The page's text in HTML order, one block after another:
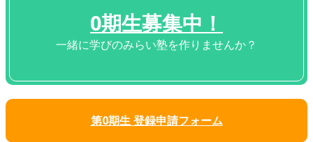
0期生募集中！
一緒に学びのみらい塾を作りませんか？
第0期生 登録申請フォーム